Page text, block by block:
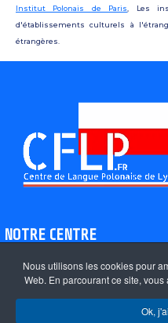
Nous utilisons les cookies pour
Web. En parcourant ce site,
Ok,
Institut Polonais de Paris
, Les
d'établissements culturels à
étrangères.
NOTRE CENTRE
Qui sommes-nous ?